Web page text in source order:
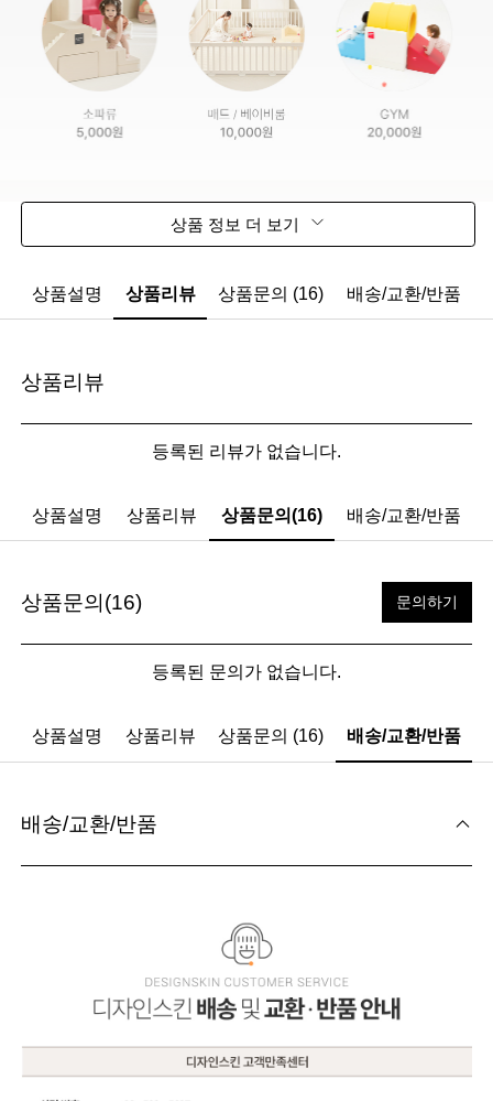
상품 정보 더 보기
상품설명 상품리뷰 상품문의 (16) 배송/교환/반품
상품리뷰
등록된 리뷰가 없습니다.
상품설명 상품리뷰 상품문의(16) 배송/교환/반품
상품문의(16) 문의하기
등록된 문의가 없습니다.
상품설명 상품리뷰 상품문의 (16) 배송/교환/반품
배송/교환/반품